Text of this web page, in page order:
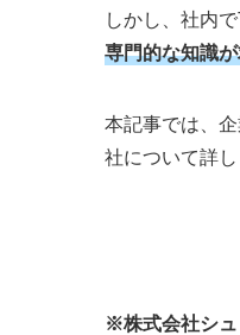
しかし、社内
専門的な知識
本記事では、
社について詳し
※株式会社シュ